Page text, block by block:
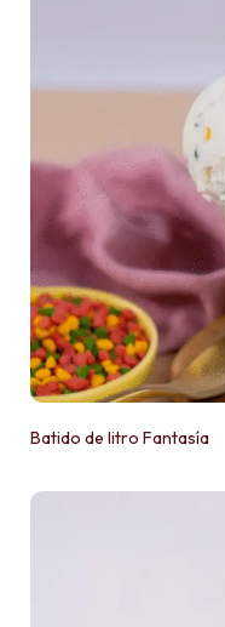
Batido de litro Fantasía